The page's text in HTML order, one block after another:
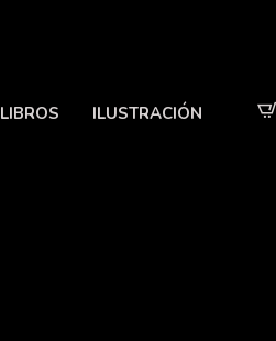
LIBROS ILUSTRACIÓN